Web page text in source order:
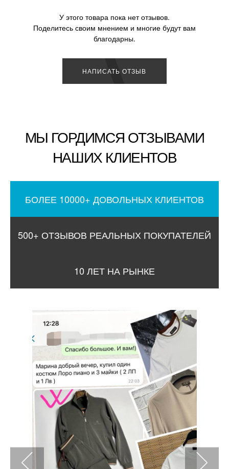
У этого товара пока нет отзывов.
Поделитесь своим мнением и многие будут вам
благодарны.
НАПИСАТЬ ОТЗЫВ
МЫ ГОРДИМСЯ ОТЗЫВАМИ
НАШИХ КЛИЕНТОВ
БОЛЕЕ 10000+ ДОВОЛЬНЫХ КЛИЕНТОВ
500+ ОТЗЫВОВ РЕАЛЬНЫХ ПОКУПАТЕЛЕЙ
10 ЛЕТ НА РЫНКЕ